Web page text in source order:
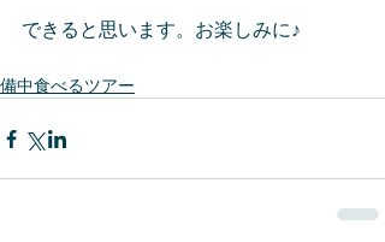
できると思います。お楽しみに♪
備中食べるツアー